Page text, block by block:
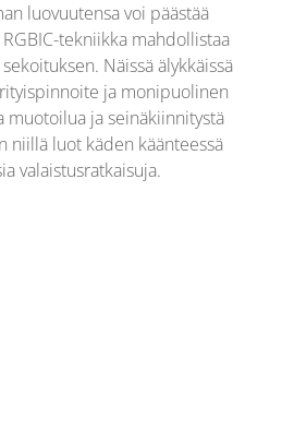
luovuutensa voi päästää
tekniikka mahdollistaa
Näissä älykkäissä
ja monipuolinen
muotoilua ja seinäkiinnitystä
niillä luot käden käänteessä
valaistusratkaisuja.